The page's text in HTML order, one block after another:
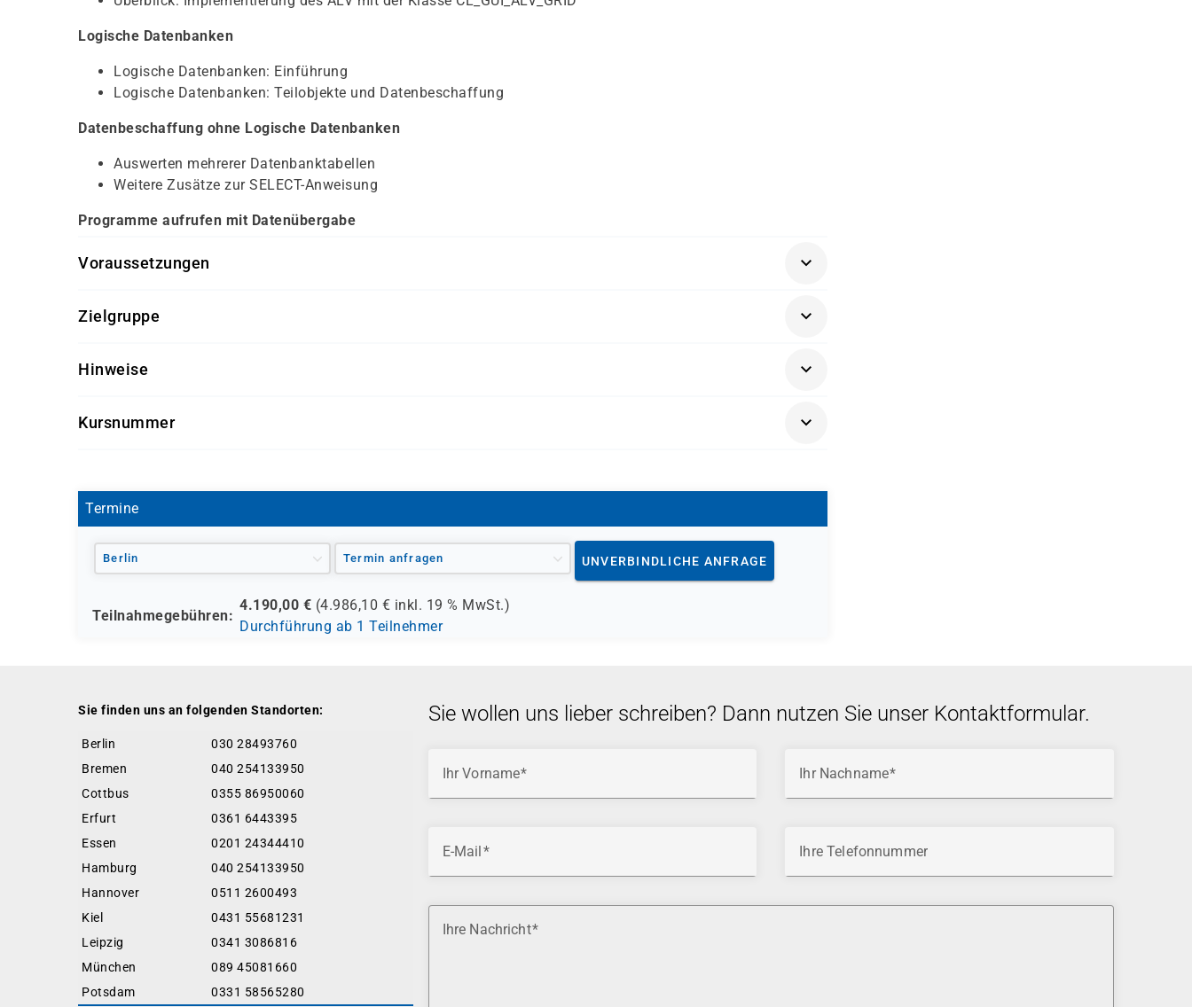
Logische Datenbanken
Logische Datenbanken: Einführung
Logische Datenbanken: Teilobjekte und Datenbeschaffung
Datenbeschaffung ohne Logische Datenbanken
Auswerten mehrerer Datenbanktabellen
Weitere Zusätze zur SELECT-Anweisung
Programme aufrufen mit Datenübergabe
Voraussetzungen
Zielgruppe
Hinweise
Kursnummer
Termine
Berlin Termin anfragen UNVERBINDLICHE ANFRAGE
Teilnahmegebühren:
4.190,00 € (4.986,10 € inkl. 19 % MwSt.)
Durchführung ab 1 Teilnehmer
Sie finden uns an folgenden Standorten:
Berlin
030 28493760
Bremen
040 254133950
Cottbus
0355 86950060
Erfurt
0361 6443395
Essen
0201 24344410
Hamburg
040 254133950
Hannover
0511 2600493
Kiel
0431 55681231
Leipzig
0341 3086816
München
089 45081660
Potsdam
0331 58565280
Sie wollen uns lieber schreiben? Dann nutzen Sie unser Kontaktformular.
Ihr Vorname Ihr Nachname
E-Mail Ihre Telefonnummer
Ihre Nachricht